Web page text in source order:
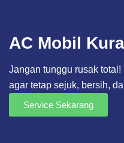
AC Mobil
Jangan tunggu rusak
agar tetap sejuk, bersih,
Service Sekarang